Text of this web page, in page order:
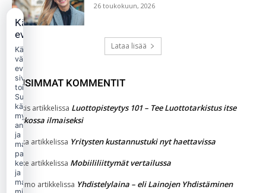
26 toukokuun, 2026
Lataa lisää
UUSIMMAT KOMMENTIT
Jukkis artikkelissa Luottopisteytys 101 – Tee Luottotarkistus itse
verkossa ilmaiseksi
jaska artikkelissa Yritysten kustannustuki nyt haettavissa
Jakke artikkelissa Mobiililiittymät vertailussa
Kimmo artikkelissa Yhdistelylaina – eli Lainojen Yhdistäminen
Käytämme
evästeitä
Käytämme
välttämättömiä
evästeitä
sivuston
toimintaan.
Suostumuksellasi
käytämme
myös
analytiikka-
ja
markkinointievästeitä
palvelun
kehittämiseen
ja
mainonnan